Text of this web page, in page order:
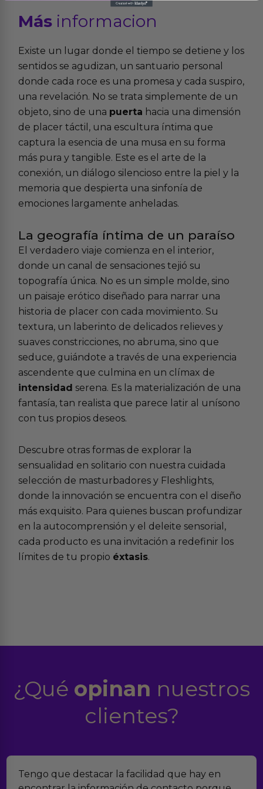
Más informacion
Existe un lugar donde el tiempo se detiene y los
sentidos se agudizan, un santuario personal
donde cada roce es una promesa y cada suspiro,
una revelación. No se trata simplemente de un
objeto, sino de una puerta hacia una dimensión
de placer táctil, una escultura íntima que
captura la esencia de una musa en su forma
más pura y tangible. Este es el arte de la
conexión, un diálogo silencioso entre la piel y la
memoria que despierta una sinfonía de
emociones largamente anheladas.
La geografía íntima de un paraíso
El verdadero viaje comienza en el interior,
donde un canal de sensaciones tejió su
topografía única. No es un simple molde, sino
un paisaje erótico diseñado para narrar una
historia de placer con cada movimiento. Su
textura, un laberinto de delicados relieves y
suaves constricciones, no abruma, sino que
seduce, guiándote a través de una experiencia
ascendente que culmina en un clímax de
intensidad serena. Es la materialización de una
fantasía, tan realista que parece latir al unísono
con tus propios deseos.
Descubre otras formas de explorar la
sensualidad en solitario con nuestra cuidada
selección de masturbadores y Fleshlights,
donde la innovación se encuentra con el diseño
más exquisito. Para quienes buscan profundizar
en la autocomprensión y el deleite sensorial,
cada producto es una invitación a redefinir los
límites de tu propio éxtasis.
¿Qué opinan nuestros
clientes?
que destacar la facilidad que hay en